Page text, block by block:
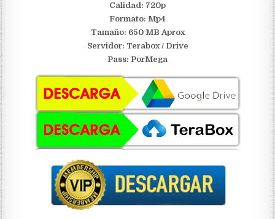
Calidad: 720p
Formato: Mp4
Tamaño: 650 MB Aprox
Servidor: Terabox / Drive
Pass: PorMega